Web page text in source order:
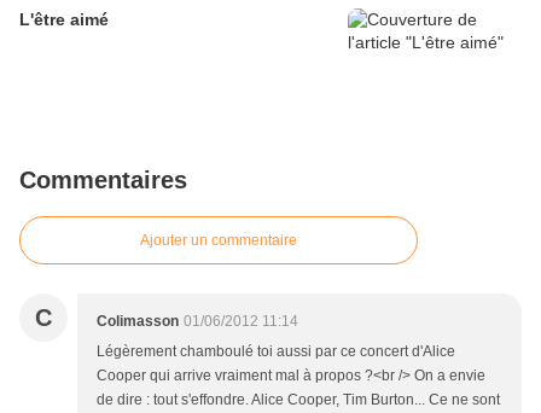
L'être aimé
Commentaires
Ajouter un commentaire
C Colimasson 01/06/2012 11:14
Légèrement chamboulé toi aussi par ce concert d'Alice
Cooper qui arrive vraiment mal à propos ?<br /> On a envie
de dire : tout s'effondre. Alice Cooper, Tim Burton... Ce ne sont